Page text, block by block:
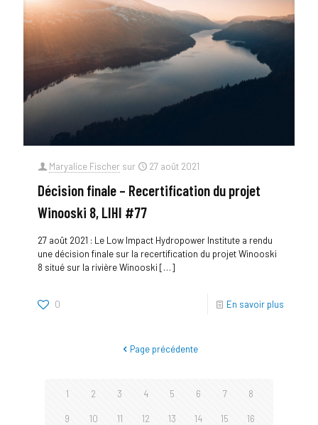
Maryalice Fischer sur 27 août 2021
Décision finale – Recertification du projet
Winooski 8, LIHI #77
27 août 2021 : Le Low Impact Hydropower Institute a rendu
une décision finale sur la recertification du projet Winooski
8 situé sur la rivière Winooski […]
0 En savoir plus
Page précédente
1 2 3 4 5 6 7 8
9 10 11 12 13 14 15 16